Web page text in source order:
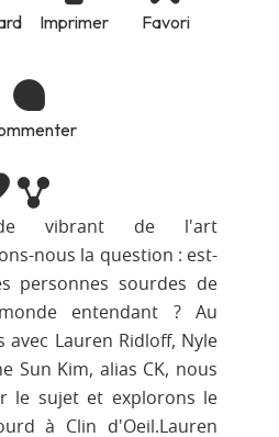
Imprimer Favori
vibrant de l'art
nous la question : est-
personnes sourdes de
entendant ? Au
Lauren Ridloff, Nyle
Sun Kim, alias CK, nous
le sujet et explorons le
à Clin d'Oeil.Lauren